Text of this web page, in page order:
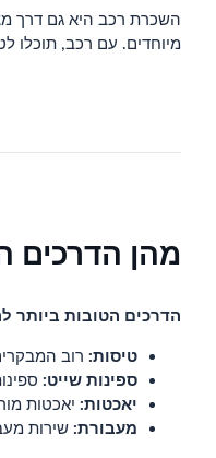
השכרת רכב היא גם דרך
מיוחדים. עם רכב, תוכלו
מהן הדרכים
הדרכים הטובות ביותר
טיסות: רוב
ספינות שייט:
יאכטות: יאכטות
מעבורת: שירות